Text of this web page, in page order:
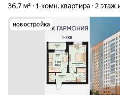
36,7 м² 1-комн. квартира 2 этаж
новостройка